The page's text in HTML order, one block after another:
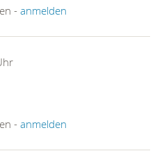
- anmelden
- anmelden